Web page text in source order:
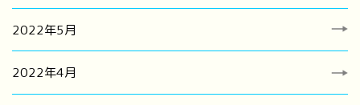
2022年5月
2022年4月